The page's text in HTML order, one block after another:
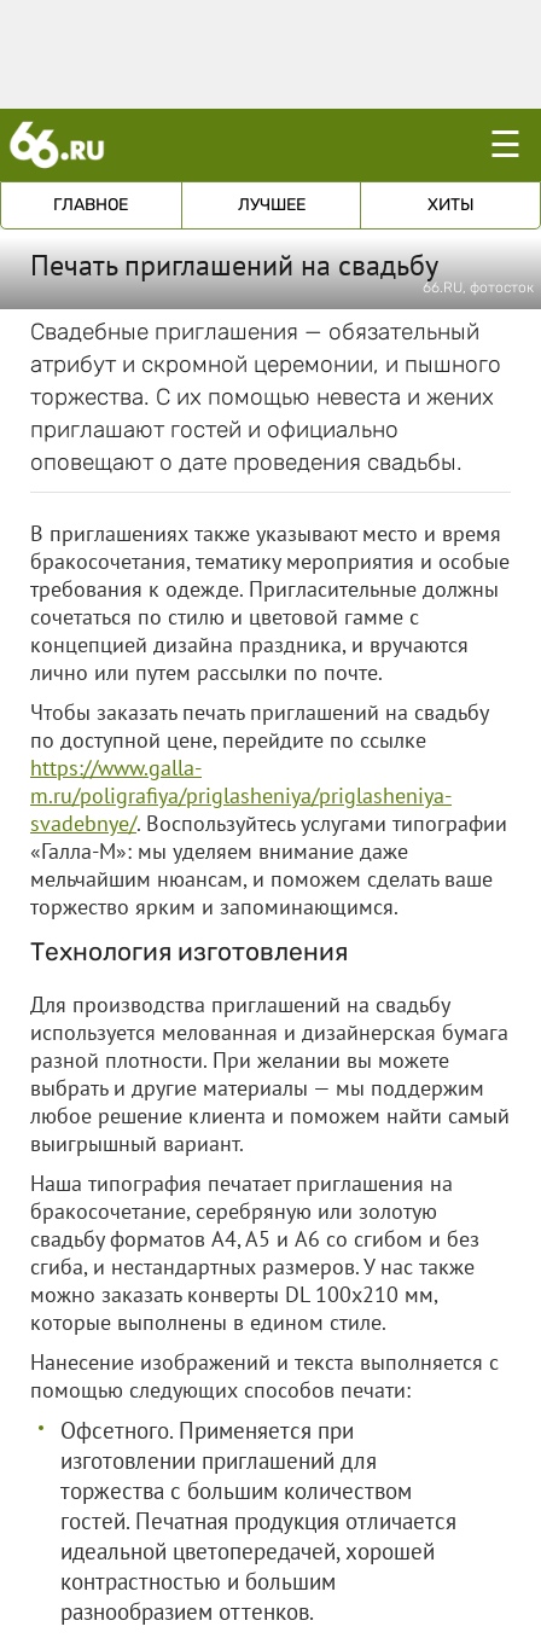
☰
ГЛАВНОЕ ЛУЧШЕЕ ХИТЫ
Печать приглашений на свадьбу
66.RU, фотосток
Свадебные приглашения — обязательный
атрибут и скромной церемонии, и пышного
торжества. С их помощью невеста и жених
приглашают гостей и официально
оповещают о дате проведения свадьбы.
В приглашениях также указывают место и время
бракосочетания, тематику мероприятия и особые
требования к одежде. Пригласительные должны
сочетаться по стилю и цветовой гамме с
концепцией дизайна праздника, и вручаются
лично или путем рассылки по почте.
Чтобы заказать печать приглашений на свадьбу
по доступной цене, перейдите по ссылке
https://www.galla-
m.ru/poligrafiya/priglasheniya/priglasheniya-
svadebnye/. Воспользуйтесь услугами типографии
«Галла-М»: мы уделяем внимание даже
мельчайшим нюансам, и поможем сделать ваше
торжество ярким и запоминающимся.
Технология изготовления
Для производства приглашений на свадьбу
используется мелованная и дизайнерская бумага
разной плотности. При желании вы можете
выбрать и другие материалы — мы поддержим
любое решение клиента и поможем найти самый
выигрышный вариант.
Наша типография печатает приглашения на
бракосочетание, серебряную или золотую
свадьбу форматов A4, A5 и A6 со сгибом и без
сгиба, и нестандартных размеров. У нас также
можно заказать конверты DL 100x210 мм,
которые выполнены в едином стиле.
Нанесение изображений и текста выполняется с
помощью следующих способов печати:
Офсетного. Применяется при
изготовлении приглашений для
торжества с большим количеством
гостей. Печатная продукция отличается
идеальной цветопередачей, хорошей
контрастностью и большим
разнообразием оттенков.